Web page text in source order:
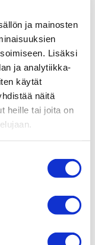
ja mainosten
Lisäksi
ja analytiikka-
käytät
näitä
heille tai joita on
vuonna